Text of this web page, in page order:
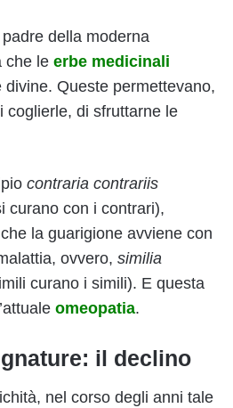
della moderna
che le erbe medicinali
Queste permettevano,
coglierle, di sfruttarne le
contraria contrariis
curano con i contrari),
la guarigione avviene con
ovvero, similia
curano i simili). E questa
omeopatia.
il declino
nel corso degli anni tale